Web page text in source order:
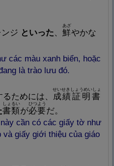
ジ といった 鮮
あざ
やかな
các màu xanh biển, hoặc
là trào lưu đó.
るためには、 成績証 明書
せいせきしょうめいしょ
書類
しょるい
が必要
ひつよう
だ。
cần có các giấy tờ như
và giấy giới thiệu của giáo